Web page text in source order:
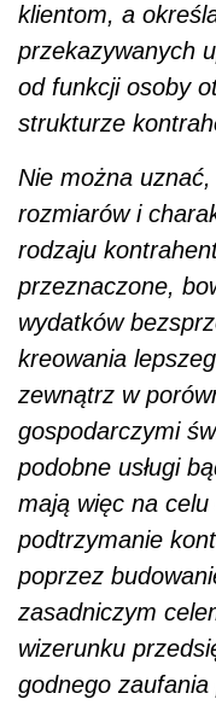
klientom, a
przekazywanych
od funkcji osoby
strukturze
Nie można
rozmiarów i
rodzaju
przeznaczone,
wydatków
kreowania
zewnątrz w
gospodarczymi
podobne usługi
mają więc na celu
podtrzymanie
poprzez
zasadniczym
wizerunku
godnego